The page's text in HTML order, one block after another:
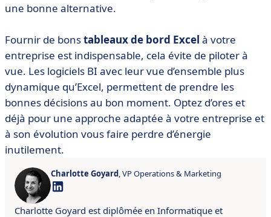
une bonne alternative.
Fournir de bonstableaux de bord Excel à votre
entreprise est indispensable, cela évite de piloter à
vue. Les logiciels BI avec leur vue d’ensemble plus
dynamique qu’Excel, permettent de prendre les
bonnes décisions au bon moment. Optez d’ores et
déjà pour une approche adaptée à votre entreprise et
à son évolution vous faire perdre d’énergie
inutilement.
Charlotte Goyard, VP Operations & Marketing
Charlotte Goyard est diplômée en Informatique et